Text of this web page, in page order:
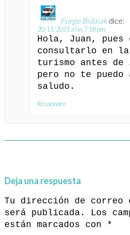
Furgo Bidaiak dice:
20/11/2021 a las 7:18 pm
Hola, Juan, pues
consultarlo en
turismo antes
pero no te puedo
saludo.
Responder
Deja una respuesta
Tu dirección de correo
será publicada.
Los
están marcados con
*